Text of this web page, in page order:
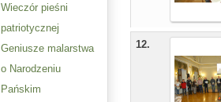
Wieczór pieśni
patriotycznej
Geniusze malarstwa
o Narodzeniu
Pańskim
12.